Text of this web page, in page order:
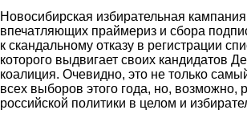
Новосибирская избирательная
впечатляющих праймериз и сбора
к скандальному отказу в регистрации
которого выдвигает своих кандидатов
коалиция. Очевидно, это не только
всех выборов этого года, но, возможно,
российской политики в целом и